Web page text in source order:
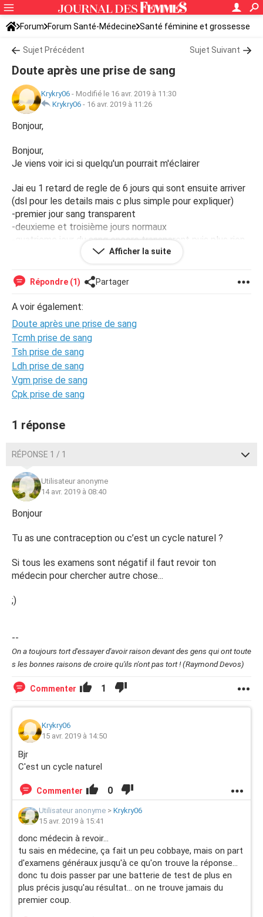
Forum Forum Santé-Médecine Santé féminine et grossesse
Sujet Précédent Sujet Suivant
Doute après une prise de sang
Krykry06 - Modifié le 16 avr. 2019 à 11:30
Krykry06 - 16 avr. 2019 à 11:26
Bonjour,
Bonjour,
Je viens voir ici si quelqu'un pourrait m'éclairer
Jai eu 1 retard de regle de 6 jours qui sont ensuite arriver
(dsl pour les details mais c plus simple pour expliquer)
-premier jour sang transparent
-deuxieme et troisième jours normaux
-quatrieme jour du sang encore transparent puis plus rien
vaginaux car de grosse douleur ds l ovaire gauche mais tt
etait negatifs
Depuis Jai le ventre gonfle a tel point que l'on ne voit plus
les ou presque plus la marque des mes vergetures de
mes grossesses précédentes...de nouveau des douleurs
mais ds l ovaire droit cette fois ci et depuis hier soir des
remontées acides....
Pensez vous qu'il faudrait refaire un test????
Afficher la suite
Répondre (1) Partager
A voir également:
Doute après une prise de sang
Tcmh prise de sang
Tsh prise de sang
Ldh prise de sang
Vgm prise de sang
Cpk prise de sang
1 réponse
RÉPONSE 1 / 1
Utilisateur anonyme
14 avr. 2019 à 08:40
Bonjour
Tu as une contraception ou c’est un cycle naturel ?
Si tous les examens sont négatif il faut revoir ton
médecin pour chercher autre chose...
;)
--
On a toujours tort d'essayer d'avoir raison devant des gens qui ont toute
s les bonnes raisons de croire qu'ils n'ont pas tort ! (Raymond Devos)
Commenter 1
Krykry06
15 avr. 2019 à 14:50
Bjr
C'est un cycle naturel
Commenter 0
Utilisateur anonyme > Krykry06
15 avr. 2019 à 15:41
donc médecin à revoir...
tu sais en médecine, ça fait un peu cobbaye, mais on part
d'examens généraux jusqu'à ce qu'on trouve la réponse...
donc tu dois passer par une batterie de test de plus en
plus précis jusqu'au résultat... on ne trouve jamais du
premier coup.